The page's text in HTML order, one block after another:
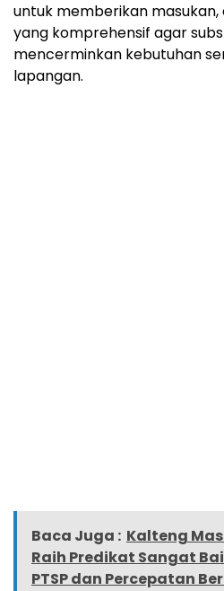
untuk memberikan
yang komprehensif agar
mencerminkan kebutuhan
lapangan.
Baca Juga : Kalteng
Raih Predikat Sangat
PTSP dan Percepatan